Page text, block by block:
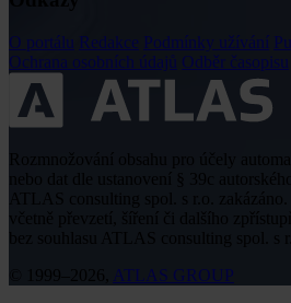
O portálu Redakce Podmínky užívání
Ochrana osobních údajů Odběr časopisu
včetně převzetí, šíření či dalšího
ATLAS GROUP